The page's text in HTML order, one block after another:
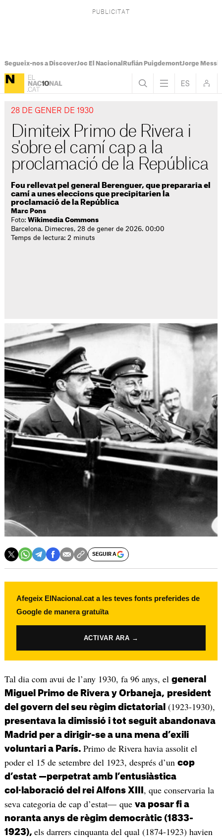
Segueix-nos a DiscoverJoc El Nacional Rufián PuigdemontJorge Messi
28 DE GENER DE 1930
Dimiteix Primo de Rivera i
s'obre el camí cap a la
proclamació de la República
Fou rellevat pel general Berenguer, que prepararia el
camí a unes eleccions que precipitarien la
proclamació de la República
Marc Pons
Foto:Wikimedia Commons
Barcelona. Dimecres, 28 de gener de 2026. 00:00
Temps de lectura: 2 minuts
SEGUIR A
Afegeix ElNacional.cat a les teves fonts preferides de
Google de manera gratuïta
ACTIVAR ARA →
Tal dia com avui de l’any 1930, fa 96 anys, el general
Miguel Primo de Rivera y Orbaneja, president
del govern del seu règim dictatorial (1923-1930),
presentava la dimissió i tot seguit abandonava
Madrid per a dirigir-se a una mena d’exili
voluntari a París. Primo de Rivera havia assolit el
poder el 15 de setembre del 1923, després d’un cop
d’estat —perpetrat amb l’entusiàstica
col·laboració del rei Alfons XIII , que conservaria la
seva categoria de cap d’estat— que va posar fi a
noranta anys de règim democràtic (1833-
1923), els darrers cinquanta del qual (1874-1923) havien